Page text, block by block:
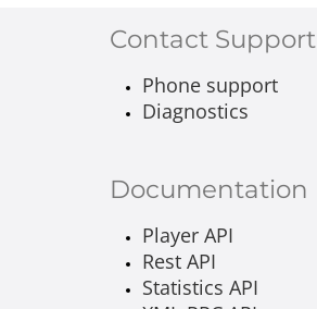
Contact Support
Phone support
Diagnostics
Documentation
Player API
Rest API
Statistics API